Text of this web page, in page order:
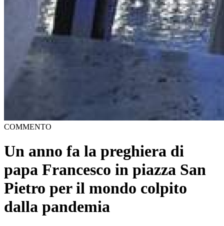
COMMENTO
Un anno fa la preghiera di
papa Francesco in piazza San
Pietro per il mondo colpito
dalla pandemia